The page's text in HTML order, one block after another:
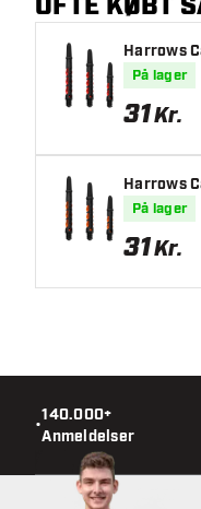
Harrows
På lager
31Kr.
Harrows
På lager
31Kr.
•
140.000+
Anmeldelser